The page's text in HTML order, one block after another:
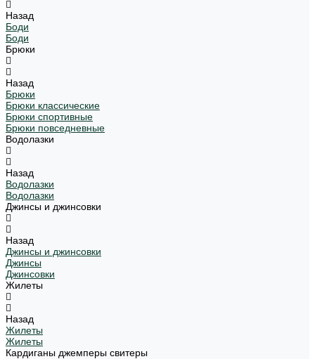
Назад
Боди
Боди
Брюки
Назад
Брюки
Брюки классические
Брюки спортивные
Брюки повседневные
Водолазки
Назад
Водолазки
Водолазки
Джинсы и джинсовки
Назад
Джинсы и джинсовки
Джинсы
Джинсовки
Жилеты
Назад
Жилеты
Жилеты
Кардиганы джемперы свитеры